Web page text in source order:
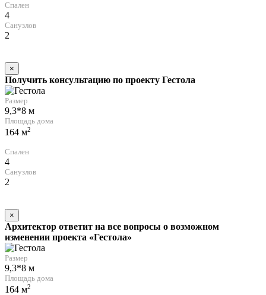
Спален
4
Санузлов
2
×
Получить консультацию по проекту Гестола
Размер
9,3*8 м
Площадь дома
164 м2
Спален
4
Санузлов
2
×
Архитектор ответит на все вопросы о возможном
изменении проекта «Гестола»
Размер
9,3*8 м
Площадь дома
164 м2